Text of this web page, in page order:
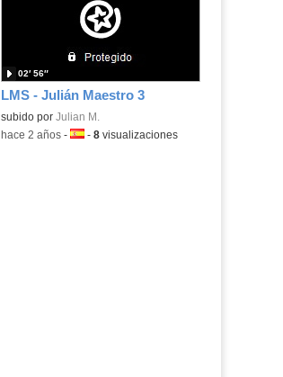
LMS - Julián Maestro 3
subido por Julian M.
02′ 56″
-hace 2 años- Idioma:
- 8visualizaciones